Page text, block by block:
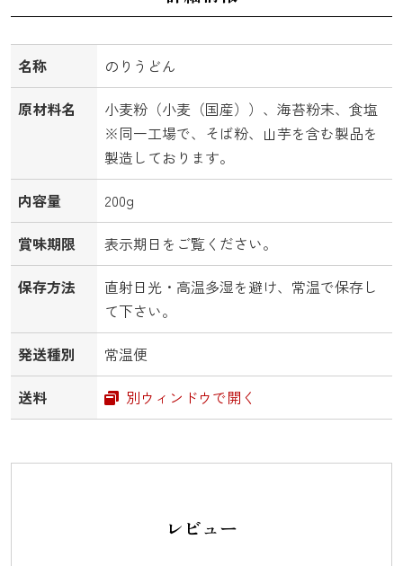
名称
のりうどん
原材料名
小麦粉（小麦（国産））、海苔粉末、食塩
※同一工場で、そば粉、山芋を含む製品を
製造しております。
内容量
200g
賞味期限
表示期日をご覧ください。
保存方法
直射日光・高温多湿を避け、常温で保存し
て下さい。
発送種別
常温便
送料
別ウィンドウで開く
レビュー